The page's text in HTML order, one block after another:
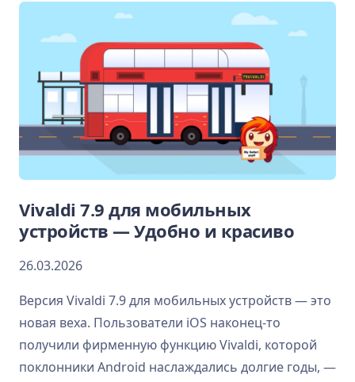
Vivaldi 7.9 для мобильных
устройств — Удобно и красиво
26.03.2026
Версия Vivaldi 7.9 для мобильных устройств — это
новая веха. Пользователи iOS наконец-то
получили фирменную функцию Vivaldi, которой
поклонники Android наслаждались долгие годы, —